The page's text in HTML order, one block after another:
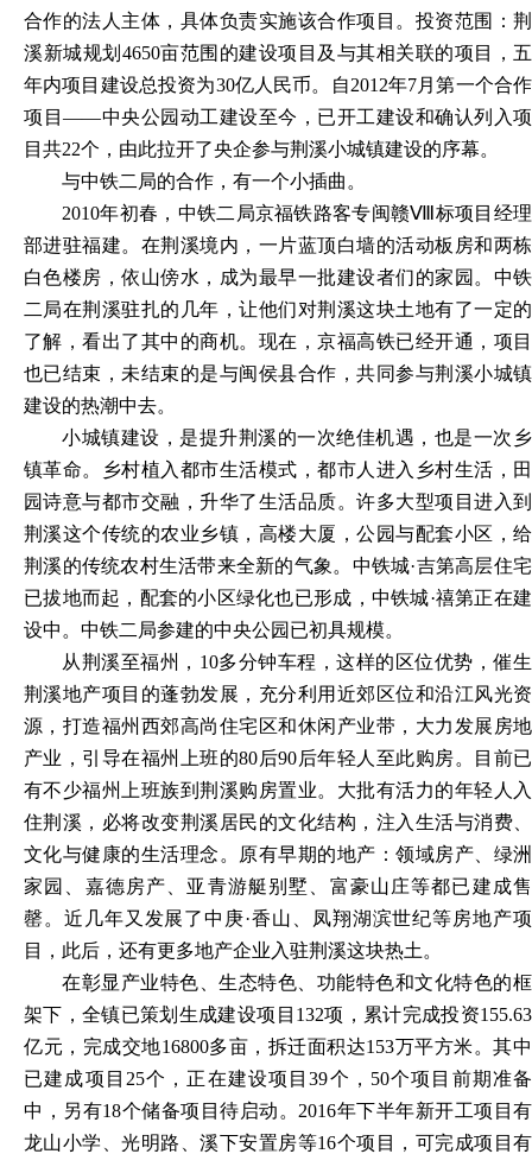
合作的法人主体，具体负责实施该合作项目。投资范围：荆
溪新城规划4650亩范围的建设项目及与其相关联的项目，五
年内项目建设总投资为30亿人民币。自2012年7月第一个合作
项目——中央公园动工建设至今，已开工建设和确认列入项
目共22个，由此拉开了央企参与荆溪小城镇建设的序幕。
与中铁二局的合作，有一个小插曲。
2010年初春，中铁二局京福铁路客专闽赣Ⅷ标项目经理
部进驻福建。在荆溪境内，一片蓝顶白墙的活动板房和两栋
白色楼房，依山傍水，成为最早一批建设者们的家园。中铁
二局在荆溪驻扎的几年，让他们对荆溪这块土地有了一定的
了解，看出了其中的商机。现在，京福高铁已经开通，项目
也已结束，未结束的是与闽侯县合作，共同参与荆溪小城镇
建设的热潮中去。
小城镇建设，是提升荆溪的一次绝佳机遇，也是一次乡
镇革命。乡村植入都市生活模式，都市人进入乡村生活，田
园诗意与都市交融，升华了生活品质。许多大型项目进入到
荆溪这个传统的农业乡镇，高楼大厦，公园与配套小区，给
荆溪的传统农村生活带来全新的气象。中铁城·吉第高层住宅
已拔地而起，配套的小区绿化也已形成，中铁城·禧第正在建
设中。中铁二局参建的中央公园已初具规模。
从荆溪至福州， 10多分钟车程，这样的区位优势，催生
荆溪地产项目的蓬勃发展，充分利用近郊区位和沿江风光资
源，打造福州西郊高尚住宅区和休闲产业带，大力发展房地
产业，引导在福州上班的80后90后年轻人至此购房。目前已
有不少福州上班族到荆溪购房置业。大批有活力的年轻人入
住荆溪，必将改变荆溪居民的文化结构，注入生活与消费、
文化与健康的生活理念。原有早期的地产：领域房产、绿洲
家园、嘉德房产、亚青游艇别墅、富豪山庄等都已建成售
罄。近几年又发展了中庚·香山、凤翔湖滨世纪等房地产项
目，此后，还有更多地产企业入驻荆溪这块热土。
在彰显产业特色、生态特色、功能特色和文化特色的框
架下，全镇已策划生成建设项目 132项，累计完成投资155.63
亿元，完成交地16800多亩，拆迁面积达153万平方米。其中
已建成项目25个，正在建设项目39个，50个项目前期准备
中，另有18个储备项目待启动。2016年下半年新开工项目有
龙山小学、光明路、溪下安置房等16个项目，可完成项目有